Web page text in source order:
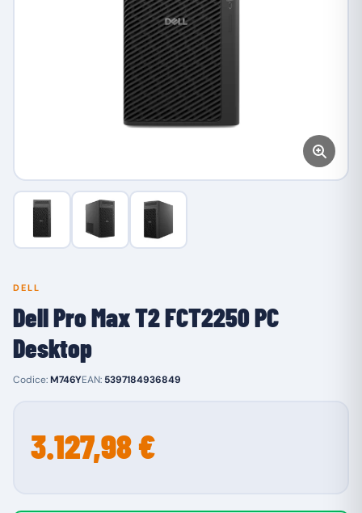
DELL
Dell Pro Max T2 FCT2250 PC
Desktop
Codice:M746YEAN: 5397184936849
3.127,98 €